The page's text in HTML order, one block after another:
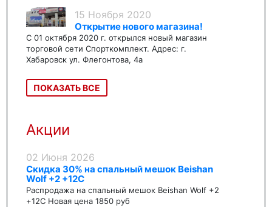
15 Ноября 2020
Открытие нового магазина!
С 01 октября 2020 г. открылся новый магазин
торговой сети Спорткомплект. Адрес: г.
Хабаровск ул. Флегонтова, 4а
ПОКАЗАТЬ ВСЕ
Акции
02 Июня 2026
Скидка 30% на спальный мешок Beishan
Wolf +2 +12C
Распродажа на спальный мешок Beishan Wolf +2
+12C Новая цена 1850 руб